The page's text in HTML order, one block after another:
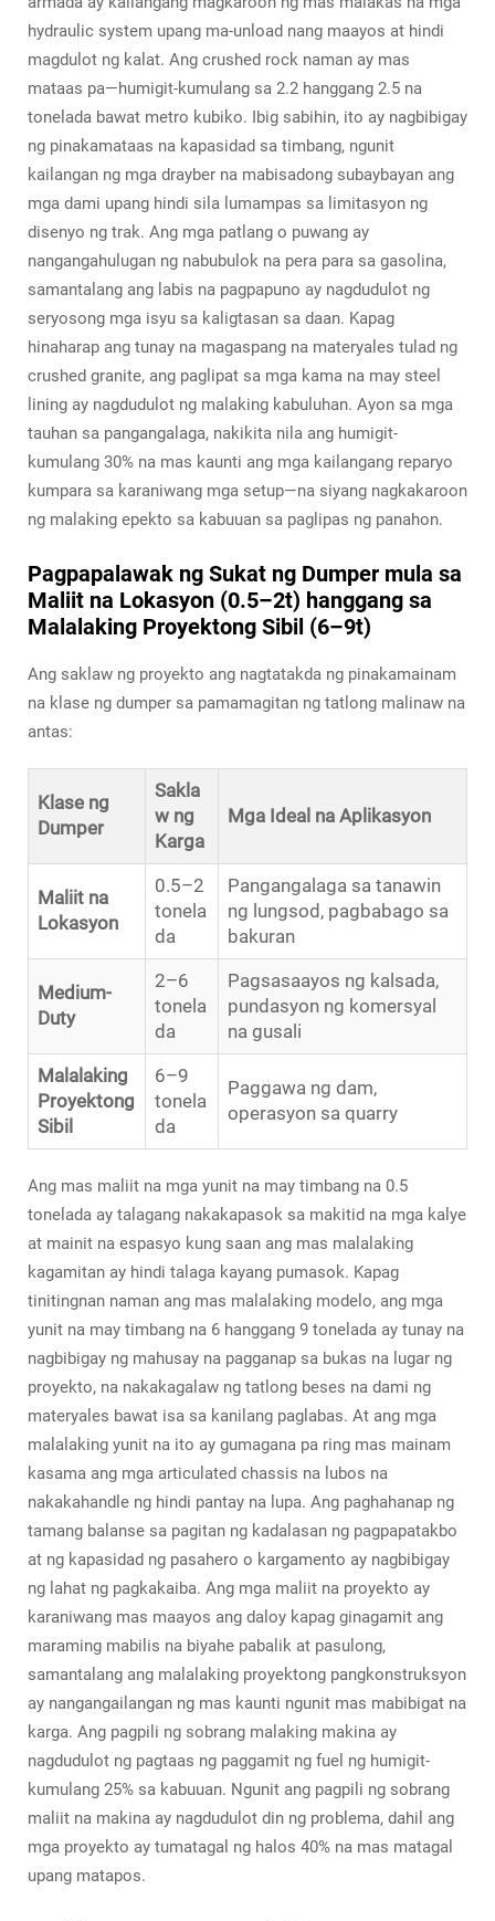
hydraulic system upang ma-unload nang maayos at hindi
magdulot ng kalat. Ang crushed rock naman ay mas
mataas pa—humigit-kumulang sa 2.2 hanggang 2.5 na
tonelada bawat metro kubiko. Ibig sabihin, ito ay nagbibigay
ng pinakamataas na kapasidad sa timbang, ngunit
kailangan ng mga drayber na mabisadong subaybayan ang
mga dami upang hindi sila lumampas sa limitasyon ng
disenyo ng trak. Ang mga patlang o puwang ay
nangangahulugan ng nabubulok na pera para sa gasolina,
samantalang ang labis na pagpapuno ay nagdudulot ng
seryosong mga isyu sa kaligtasan sa daan. Kapag
hinaharap ang tunay na magaspang na materyales tulad ng
crushed granite, ang paglipat sa mga kama na may steel
lining ay nagdudulot ng malaking kabuluhan. Ayon sa mga
tauhan sa pangangalaga, nakikita nila ang humigit-
kumulang 30% na mas kaunti ang mga kailangang reparyo
kumpara sa karaniwang mga setup—na siyang nagkakaroon
ng malaking epekto sa kabuuan sa paglipas ng panahon.
Pagpapalawak ng Sukat ng Dumper mula sa
Maliit na Lokasyon (0.5–2t) hanggang sa
Malalaking Proyektong Sibil (6–9t)
Ang saklaw ng proyekto ang nagtatakda ng pinakamainam
na klase ng dumper sa pamamagitan ng tatlong malinaw na
antas:
Klase ng
Dumper
Sakla
w ng
Karga
Mga Ideal na Aplikasyon
Maliit na
Lokasyon
0.5–2
tonela
da
Pangangalaga sa tanawin
ng lungsod, pagbabago sa
bakuran
Medium-
Duty
2–6
tonela
da
Pagsasaayos ng kalsada,
pundasyon ng komersyal
na gusali
Malalaking
Proyektong
Sibil
6–9
tonela
da
Paggawa ng dam,
operasyon sa quarry
Ang mas maliit na mga yunit na may timbang na 0.5
tonelada ay talagang nakakapasok sa makitid na mga kalye
at mainit na espasyo kung saan ang mas malalaking
kagamitan ay hindi talaga kayang pumasok. Kapag
tinitingnan naman ang mas malalaking modelo, ang mga
yunit na may timbang na 6 hanggang 9 tonelada ay tunay na
nagbibigay ng mahusay na pagganap sa bukas na lugar ng
proyekto, na nakakagalaw ng tatlong beses na dami ng
materyales bawat isa sa kanilang paglabas. At ang mga
malalaking yunit na ito ay gumagana pa ring mas mainam
kasama ang mga articulated chassis na lubos na
nakakahandle ng hindi pantay na lupa. Ang paghahanap ng
tamang balanse sa pagitan ng kadalasan ng pagpapatakbo
at ng kapasidad ng pasahero o kargamento ay nagbibigay
ng lahat ng pagkakaiba. Ang mga maliit na proyekto ay
karaniwang mas maayos ang daloy kapag ginagamit ang
maraming mabilis na biyahe pabalik at pasulong,
samantalang ang malalaking proyektong pangkonstruksyon
ay nangangailangan ng mas kaunti ngunit mas mabibigat na
karga. Ang pagpili ng sobrang malaking makina ay
nagdudulot ng pagtaas ng paggamit ng fuel ng humigit-
kumulang 25% sa kabuuan. Ngunit ang pagpili ng sobrang
maliit na makina ay nagdudulot din ng problema, dahil ang
mga proyekto ay tumatagal ng halos 40% na mas matagal
upang matapos.